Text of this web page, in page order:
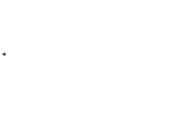
*